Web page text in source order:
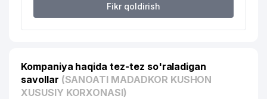
Fikr qoldirish
Kompaniya haqida tez-tez so'raladigan
savollar (SANOATI MADADKOR KUSHON
XUSUSIY KORXONASI)